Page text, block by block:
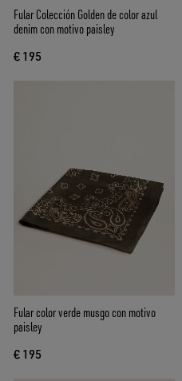
Fular Colección Golden de color azul
denim con motivo paisley
€ 195
Fular color verde musgo con motivo
paisley
€ 195